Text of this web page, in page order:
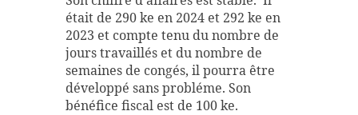
était de 290 ke en 2024 et 292 ke en
2023 et compte tenu du nombre de
jours travaillés et du nombre de
semaines de congés, il pourra être
développé sans probléme. Son
bénéfice fiscal est de 100 ke.